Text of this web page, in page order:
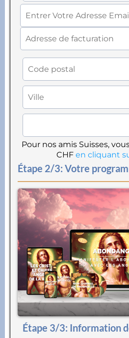
Pour nos amis Suisses,
CHF en cliquant
Étape 2/3: Votre
Étape 3/3: Information